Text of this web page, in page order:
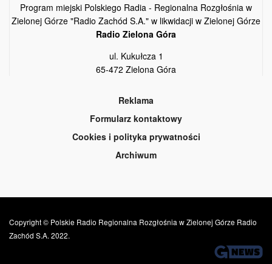
Program miejski Polskiego Radia - Regionalna Rozgłośnia w
Zielonej Górze "Radio Zachód S.A." w likwidacji w Zielonej Górze
Radio Zielona Góra
ul. Kukułcza 1
65-472 Zielona Góra
Reklama
Formularz kontaktowy
Cookies i polityka prywatności
Archiwum
Copyright © Polskie Radio Regionalna Rozgłośnia w Zielonej Górze Radio
Zachód S.A. 2022.